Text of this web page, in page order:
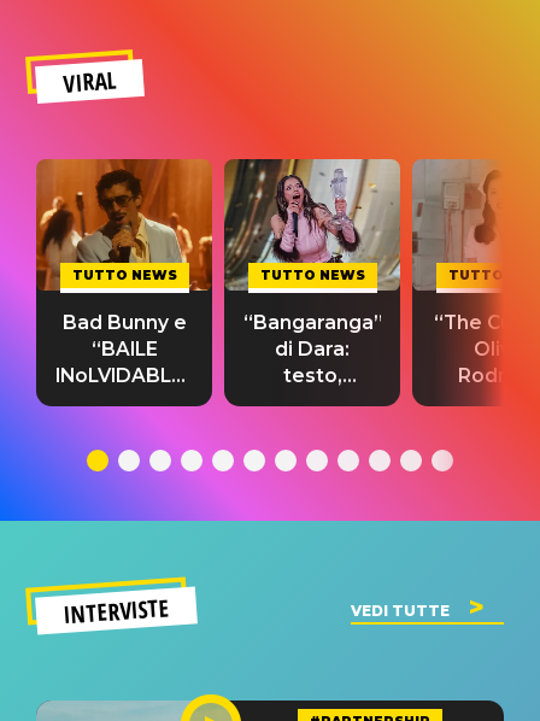
VIRAL
TUTTO NEWS
Bad Bunny e
“BAILE
INoLVIDABLE”:
testo,
significato
TUTTO NEWS
“Bangaranga”
di Dara:
testo,
traduzione e
del singolo
TUTTO
“The
Olivia
testo,
INTERVISTE VEDI TUTTE